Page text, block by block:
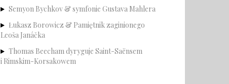
Semyon Bychkov & symfonie Gustava Mahlera
Łukasz Borowicz & Pamiętnik zaginionego
Leoša Janáčka
Thomas Beecham dyryguje Saint-Saënsem
i Rimskim-Korsakowem